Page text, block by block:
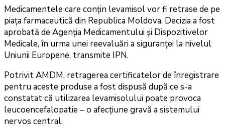
Medicamentele care conțin levamisol vor fi retrase de pe
piața farmaceutică din Republica Moldova. Decizia a fost
aprobată de Agenția Medicamentului și Dispozitivelor
Medicale, în urma unei reevaluări a siguranței la nivelul
Uniunii Europene, transmite IPN.
Potrivit AMDM, retragerea certificatelor de înregistrare
pentru aceste produse a fost dispusă după ce s-a
constatat că utilizarea levamisolului poate provoca
leucoencefalopatie – o afecțiune gravă a sistemului
nervos central.